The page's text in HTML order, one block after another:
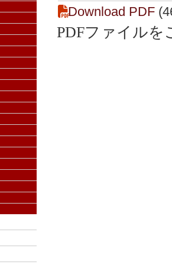
Download PDF
PDFファイルを